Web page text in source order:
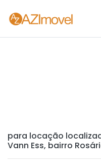
para locação
Vann Ess, bairro